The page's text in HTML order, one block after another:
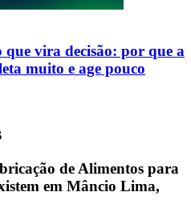
vira decisão: por que a
muito e age pouco
de Alimentos para
em Mâncio Lima,